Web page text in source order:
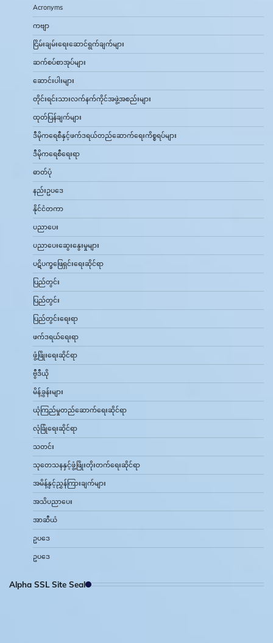
Acronyms
ကဗျာ
ငြိမ်းချမ်းရေးဆောင်ရွက်ချက်များ
ဆက်စပ်စာအုပ်များ
ဆောင်းပါးများ
တိုင်းရင်းသားလက်နက်ကိုင်အဖွဲ့အစည်းများ
ထုတ်ပြန်ချက်များ
ဒီမိုကရေစီနှင့်ဖက်ဒရယ်တည်ဆောက်‌ရေးကိစ္စရပ်များ
ဒီမိုကရေစီရေးရာ
ဓာတ်ပုံ
နည်းဥပဒေ
နိုင်ငံတကာ
ပညာပေး
ပညာပေးဆွေးနွေးမှုများ
ပဋိပက္ခဖြေရှင်းရေးဆိုင်ရာ
ပြည်တွင်း
ပြည်တွင်း
ပြည်တွင်းရေးရာ
ဖက်ဒရယ်ရေးရာ
ဖွံ့ဖြိုးရေးဆိုင်ရာ
ဗွီဒီယို
မိန့်ခွန်းများ
ယုံကြည်မှုတည်ဆောက်ရေးဆိုင်ရာ
လုံခြုံရေးဆိုင်ရာ
သတင်း
သုတေသနနှင့်ဖွံ့ဖြိုးတိုးတက်ရေးဆိုင်ရာ
အမိန့်နှင့်ညွှန်ကြားချက်များ
အသိပညာပေး
အာဆီယံ
ဥပဒေ
ဥပဒေ
Alpha SSL Site Seal